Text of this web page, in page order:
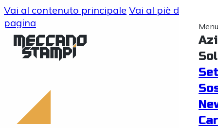
Vai al contenuto principale Vai al piè di
pagina
Menu